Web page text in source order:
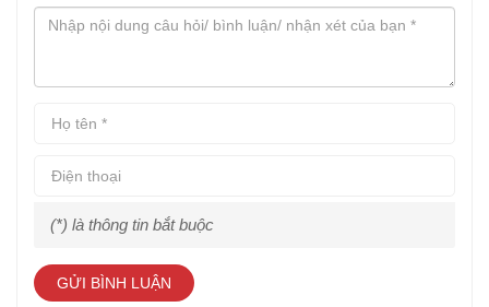
Về kết nối: Khả năng kết nối của
mạnh mẽ khi sử dụng cổng USB-C – tiêu chuẩn tương tác vật
(*) là thông tin bắt buộc
GỬI BÌNH LUẬN